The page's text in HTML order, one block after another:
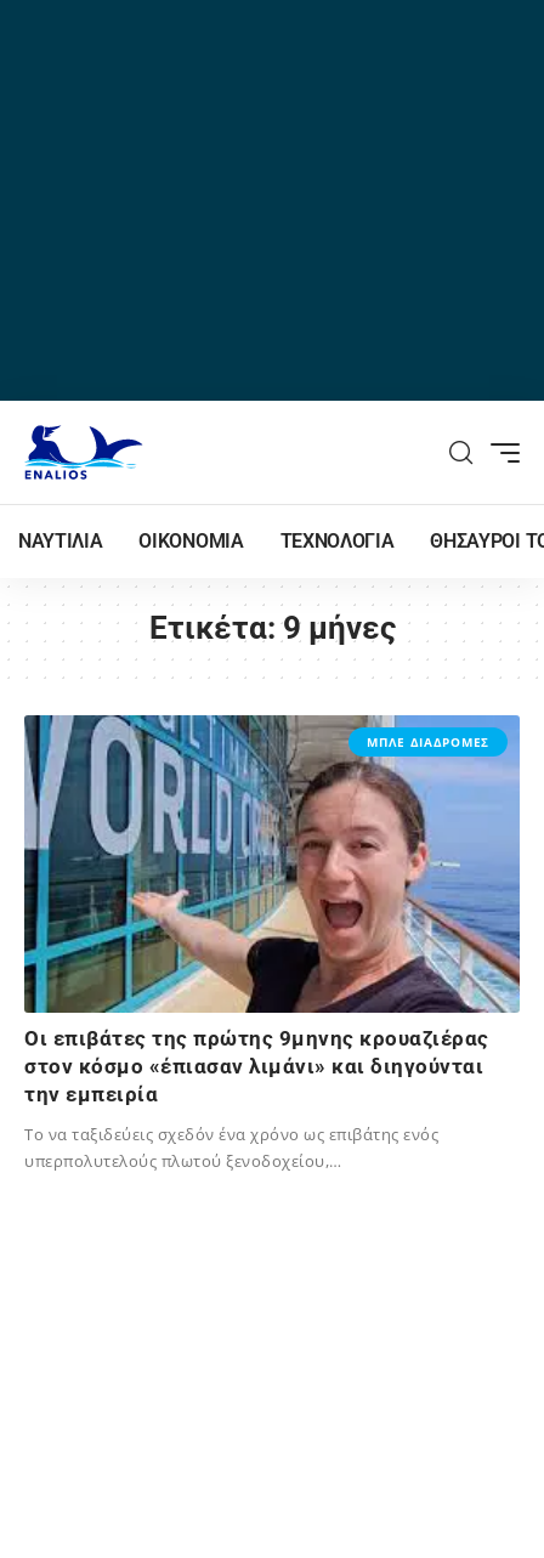
ΝΑΥΤΙΛΙΑ ΟΙΚΟΝΟΜΙΑ ΤΕΧΝΟΛΟΓΙΑ ΘΗΣΑΥΡΟΙ
Ετικέτα:9 μήνες
ΜΠΛΕ ΔΙΑΔΡΟΜΕΣ
Οι επιβάτες της πρώτης 9μηνης κρουαζιέρας
στον κόσμο «έπιασαν λιμάνι» και διηγούνται
την εμπειρία
Το να ταξιδεύεις σχεδόν ένα χρόνο ως επιβάτης ενός
υπερπολυτελούς πλωτού ξενοδοχείου,…